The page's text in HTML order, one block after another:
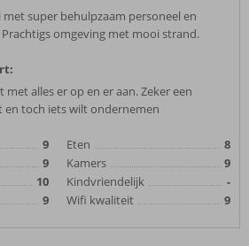
super behulpzaam personeel en
omgeving met mooi strand.
alles er op en er aan. Zeker een
en toch iets wilt ondernemen
9
9
10
9
Eten
8
Kamers
9
Kindvriendelijk
-
Wifi kwaliteit
9